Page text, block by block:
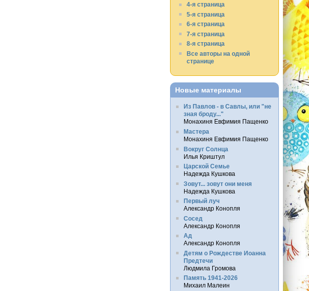
4-я страница
5-я страница
6-я страница
7-я страница
8-я страница
Все авторы на одной
странице
Новые материалы
Из Павлов - в Савлы, или "не
зная броду..."
Монахиня Евфимия Пащенко
Мастера
Монахиня Евфимия Пащенко
Вокруг Солнца
Илья Криштул
Царской Семье
Надежда Кушкова
Зовут... зовут они меня
Надежда Кушкова
Первый луч
Александр Конопля
Сосед
Александр Конопля
Ад
Александр Конопля
Детям о Рождестве Иоанна
Предтечи
Людмила Громова
Память 1941-2026
Михаил Малеин